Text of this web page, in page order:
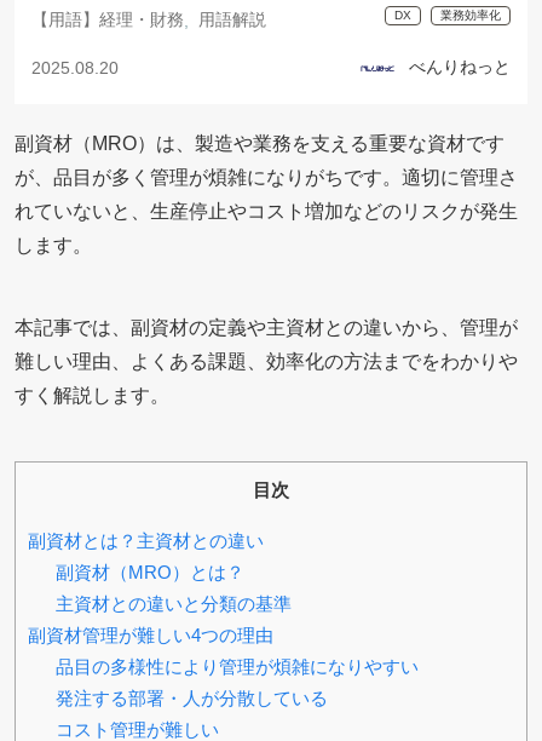
【用語】経理・財務 用語解説 DX 業務効率化
2025.08.20 べんりねっと
副資材（MRO）は、製造や業務を支える重要な資材です
が、品目が多く管理が煩雑になりがちです。適切に管理さ
れていないと、生産停止やコスト増加などのリスクが発生
します。
本記事では、副資材の定義や主資材との違いから、管理が
難しい理由、よくある課題、効率化の方法までをわかりや
すく解説します。
目次
副資材とは？主資材との違い
副資材（MRO）とは？
主資材との違いと分類の基準
副資材管理が難しい4つの理由
品目の多様性により管理が煩雑になりやすい
発注する部署・人が分散している
コスト管理が難しい